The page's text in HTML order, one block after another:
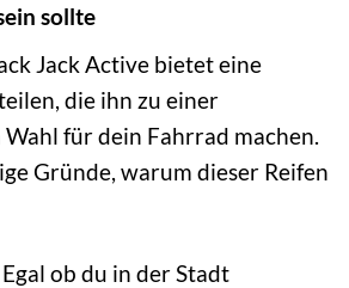
sollte
Jack Active bietet eine
die ihn zu einer
für dein Fahrrad machen.
Gründe, warum dieser Reifen
Egal ob du in der Stadt